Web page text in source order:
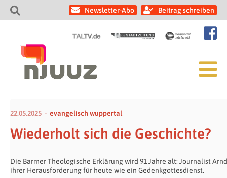
Newsletter-Abo Beitrag schreiben
22.05.2025 evangelisch wuppertal
Wiederholt sich die Geschichte?
Die Barmer Theologische Erklärung wird 91 Jahre alt: Journalist
ihrer Herausforderung für heute wie ein Gedenkgottesdienst.